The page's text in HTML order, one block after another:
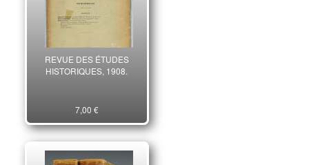
REVUE DES ÉTUDES
HISTORIQUES, 1908.
7,00 €